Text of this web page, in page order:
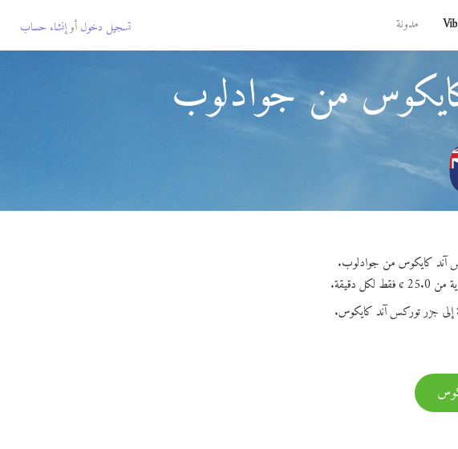
مدونة تسجيل دخول أوإنشاء حساب
من جوادلوب
إلى جزر توركس آند كايكوس.